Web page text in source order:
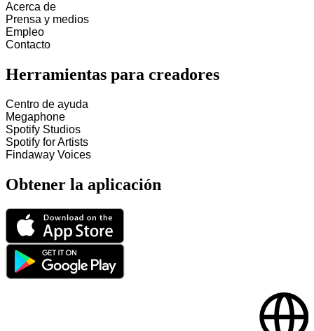
Acerca de
Prensa y medios
Empleo
Contacto
Herramientas para creadores
Centro de ayuda
Megaphone
Spotify Studios
Spotify for Artists
Findaway Voices
Obtener la aplicación